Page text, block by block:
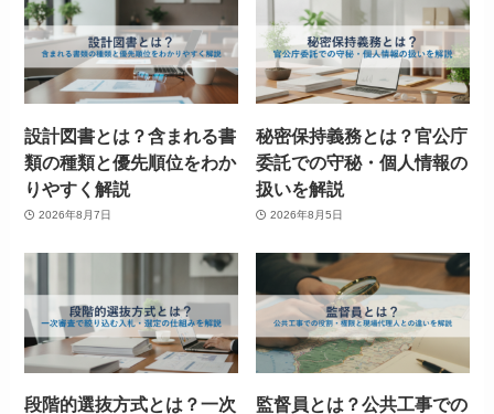
設計図書とは？含まれる書
類の種類と優先順位をわか
りやすく解説
2026年8月7日
秘密保持義務とは？官公庁
委託での守秘・個人情報の
扱いを解説
2026年8月5日
段階的選抜方式とは？一次
監督員とは？公共工事での